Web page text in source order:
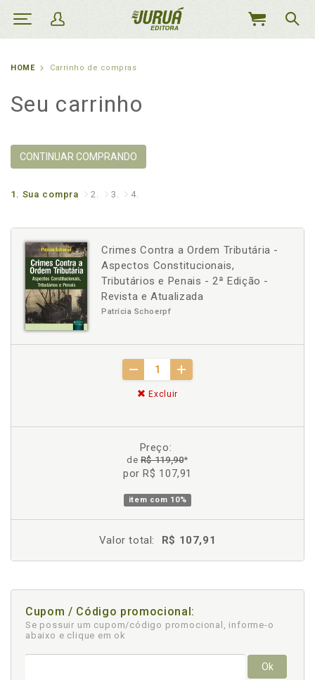
MEU
HOME Carrinho de compras
Seu carrinho
CONTINUAR COMPRANDO
1. Sua compra 2. 3. 4.
Crimes Contra a Ordem Tributária -
Aspectos Constitucionais,
Tributários e Penais - 2ª Edição -
Revista e Atualizada
Patrícia Schoerpf
Excluir
Preço:
deR$ 119,90*
por R$ 107,91
item com 10%
Valor total: R$ 107,91
Cupom / Código promocional:
Se possuir um cupom/código promocional, informe-o
abaixo e clique em ok
Ok